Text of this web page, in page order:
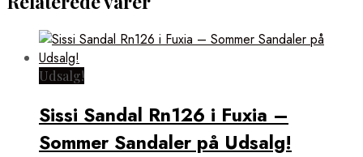
Udsalg!
Sissi Sandal Rn126 i Fuxia –
Sommer Sandaler på Udsalg!